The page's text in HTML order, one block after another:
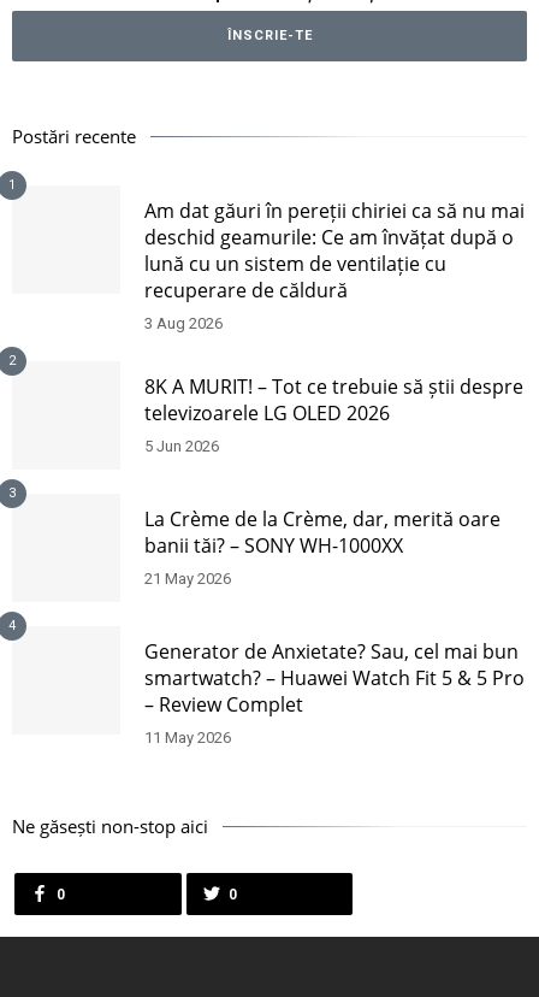
Postări recente
1
Am dat găuri în pereții chiriei ca să nu mai
deschid geamurile: Ce am învățat după o
lună cu un sistem de ventilație cu
recuperare de căldură
3 Aug 2026
2
8K A MURIT! – Tot ce trebuie să știi despre
televizoarele LG OLED 2026
5 Jun 2026
3
La Crème de la Crème, dar, merită oare
banii tăi? – SONY WH-1000XX
21 May 2026
4
Generator de Anxietate? Sau, cel mai bun
smartwatch? – Huawei Watch Fit 5 & 5 Pro
– Review Complet
11 May 2026
Ne găsești non-stop aici
0 0